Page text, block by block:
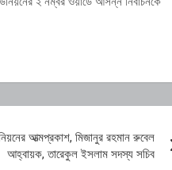
আত্মপ্রকাশ, মিজানুর রহমান রুবেল
আহ্বায়ক, তারেকুল ইসলাম সদস্য সচিব